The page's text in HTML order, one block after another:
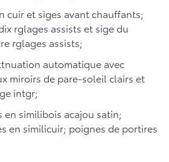
cuir et siges avant chauffants;
rglages assists et sige du
rglages assists;
automatique avec
miroirs de pare-soleil clairs et
intgr;
similibois acajou satin;
en similicuir; poignes de portires